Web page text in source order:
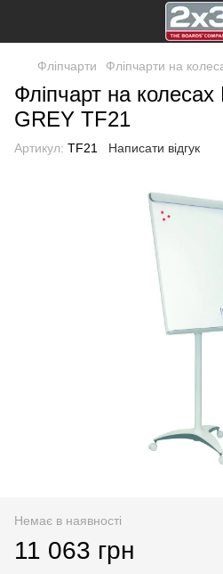
Фліпчарти Фліпчарти на
Фліпчарт на
GREY TF21
Артикул: TF21 Написати відгук
Немає в наявності
11 063 грн